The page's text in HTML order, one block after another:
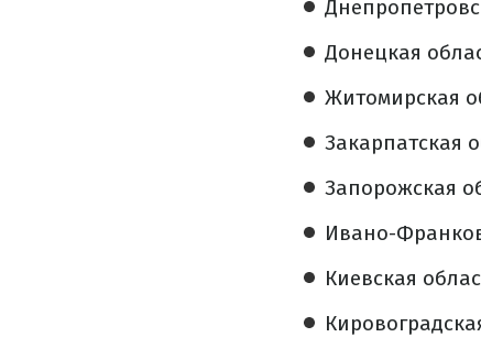
Донецкая
Житомирская
Закарпатская
Запорожская
Ивано-
Киевская